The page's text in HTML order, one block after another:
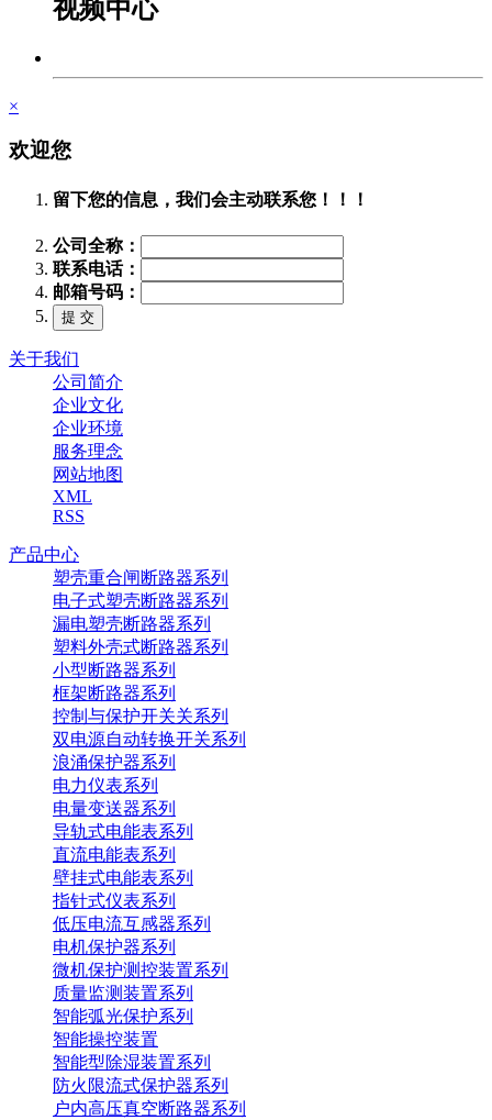
视频中心
×
欢迎您
留下您的信息，我们会主动联系您！！！
公司全称：
联系电话：
邮箱号码：
关于我们
公司简介
企业文化
企业环境
服务理念
网站地图
XML
RSS
产品中心
塑壳重合闸断路器系列
电子式塑壳断路器系列
漏电塑壳断路器系列
塑料外壳式断路器系列
小型断路器系列
框架断路器系列
控制与保护开关关系列
双电源自动转换开关系列
浪涌保护器系列
电力仪表系列
电量变送器系列
导轨式电能表系列
直流电能表系列
壁挂式电能表系列
指针式仪表系列
低压电流互感器系列
电机保护器系列
微机保护测控装置系列
质量监测装置系列
智能弧光保护系列
智能操控装置
智能型除湿装置系列
防火限流式保护器系列
户内高压真空断路器系列